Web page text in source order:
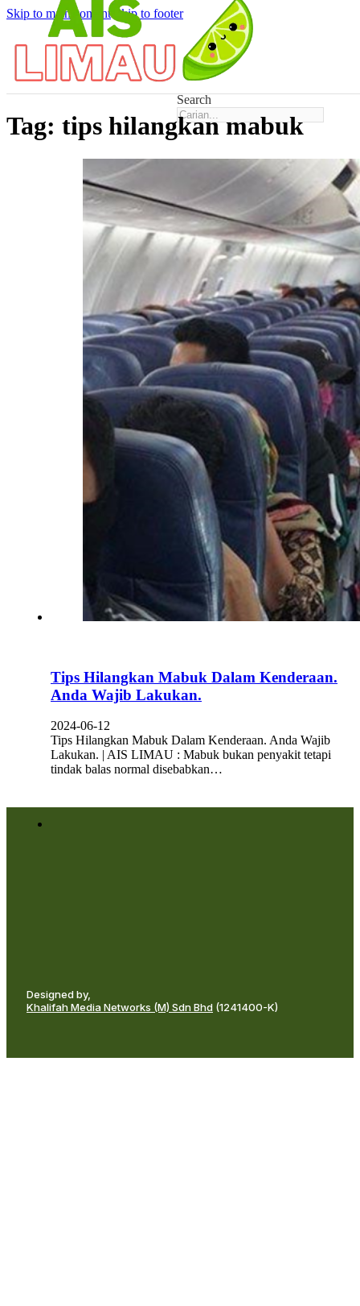
Skip to main content Skip to footer
Search
Tag: tips hilangkan mabuk
Tips Hilangkan Mabuk Dalam Kenderaan.
Anda Wajib Lakukan.
2024-06-12
Tips Hilangkan Mabuk Dalam Kenderaan. Anda Wajib
Lakukan. | AIS LIMAU : Mabuk bukan penyakit tetapi
tindak balas normal disebabkan…
Designed by,
Khalifah Media Networks (M) Sdn Bhd (1241400-K)